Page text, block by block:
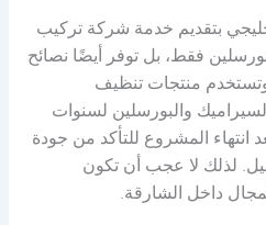
بتقديم خدمة شركة تركيب
فقط، بل توفر أيضًا نصائح
وتستخدم منتجات تنظيف
والبورسلين لسنوات
انتهاء المشروع للتأكد من جودة
لذلك لا عجب أن تكون
داخل الشارقة.